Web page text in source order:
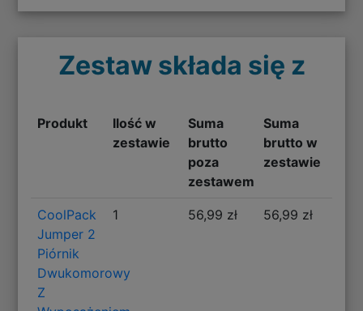
Zestaw składa się z
Produkt
Ilość w
zestawie
Suma
brutto
poza
zestawem
Suma
brutto w
zestawie
CoolPack
Jumper 2
Piórnik
Dwukomorowy
Z
1 56,99 zł 56,99 zł